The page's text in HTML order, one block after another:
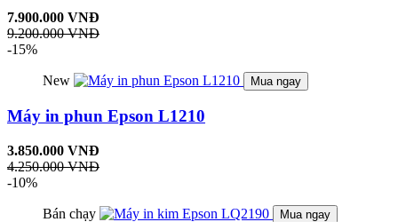
7.900.000 VNĐ
9.200.000 VNĐ
-15%
New Mua ngay
Máy in phun Epson L1210
3.850.000 VNĐ
4.250.000 VNĐ
-10%
Bán chạy Mua ngay